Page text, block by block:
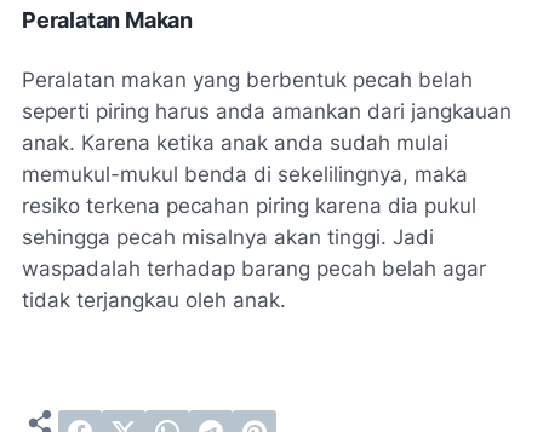
Peralatan Makan
Peralatan makan yang berbentuk pecah belah
seperti piring harus anda amankan dari jangkauan
anak. Karena ketika anak anda sudah mulai
memukul-mukul benda di sekelilingnya, maka
resiko terkena pecahan piring karena dia pukul
sehingga pecah misalnya akan tinggi. Jadi
waspadalah terhadap barang pecah belah agar
tidak terjangkau oleh anak.